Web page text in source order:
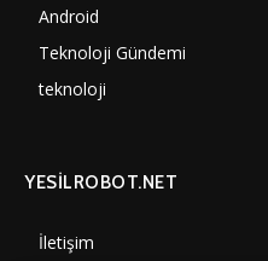
Android
Teknoloji Gündemi
teknoloji
YESİLROBOT.NET
İletişim